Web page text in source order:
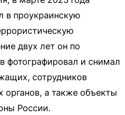
в проукраинскую
двух лет он по
фотографировал и снимал
сотрудников
органов, а также объекты
России.